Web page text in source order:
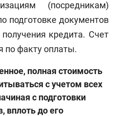
(посредникам)
подготовке документов
кредита. Счет
по факту оплаты.
полная стоимость
с учетом всех
с подготовки
вплоть до его